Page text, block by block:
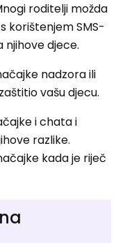
roditelji možda
korištenjem SMS-
djece.
nadzora ili
vašu djecu.
i chata i
razlike.
kada je riječ